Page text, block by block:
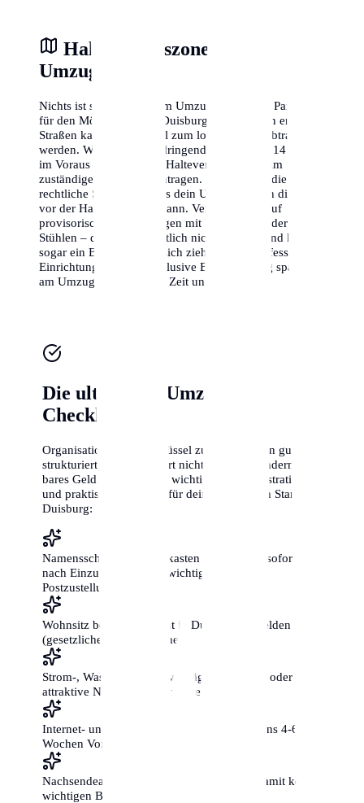
Halteverbotszone am
Umzugstag
Nichts ist stressiger als am Umzugstag keinen Parkplatz
für den Möbelwagen in Duisburg zu finden. In engen
Straßen kann dies schnell zum logistischen Albtraum
werden. Wir empfehlen dringend, mindestens 14 Tage
im Voraus eine offizielle Halteverbotszone beim
zuständigen Amt zu beantragen. Dies gibt dir die
rechtliche Sicherheit, dass dein Umzugswagen direkt
vor der Haustür parken kann. Vertraue nicht auf
provisorische Absperrungen mit Flatterband oder
Stühlen – diese sind rechtlich nicht bindend und können
sogar ein Bußgeld nach sich ziehen. Eine professionelle
Einrichtung der Zone inklusive Beschilderung spart dir
am Umzugstag wertvolle Zeit und Nerven.
Die ultimative Umzugs-
Checkliste
Organisation ist der Schlüssel zum Erfolg. Ein gut
strukturierter Umzug spart nicht nur Zeit, sondern auch
bares Geld. Hier sind die wichtigsten administrativen
und praktischen Schritte für deinen perfekten Start in
Duisburg:
Namensschilder an Briefkasten und Klingel sofort
nach Einzug anbringen (wichtig für die
Postzustellung!)
Wohnsitz beim Bürgeramt in Duisburg anmelden
(gesetzliche Frist: 2 Wochen)
Strom-, Wasser- und Gasverträge ummelden oder
attraktive Neukunden-Tarife vergleichen
Internet- und Telefonanschluss mit mindestens 4-6
Wochen Vorlauf beantragen
Nachsendeauftrag bei der Post einrichten, damit keine
wichtigen Briefe verloren gehen